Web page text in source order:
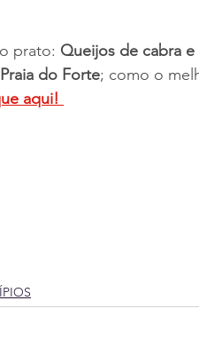
prato: Queijos de cabra
do Forte; como o
aqui!